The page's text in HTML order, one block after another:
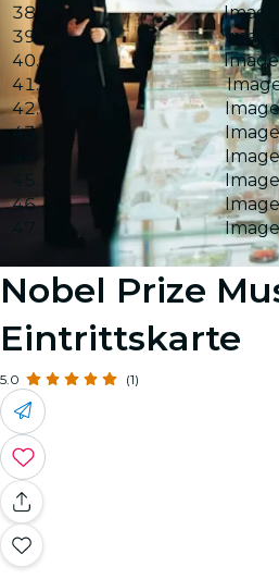
Image
Image
Image
Nobel Prize
Eintrittskarte
5.0 (1)